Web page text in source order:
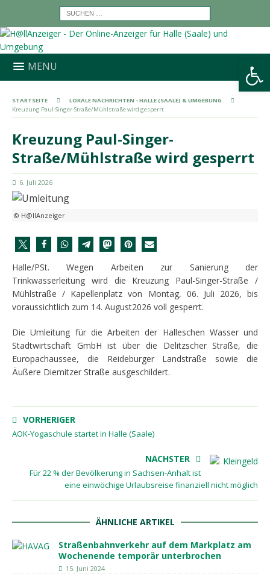
MENU
STARTSEITE
LOKALE NACHRICHTEN - HALLE (SAALE) & UMGEBUNG
Kreuzung Paul-Singer-Straße/Mühlstraße wird gesperrt
Kreuzung Paul-Singer-
Straße/Mühlstraße wird gesperrt
6. Juli 2026
© H@llAnzeiger
Halle/PSt. Wegen Arbeiten zur Sanierung der
Trinkwasserleitung wird die Kreuzung Paul-Singer-Straße /
Mühlstraße / Kapellenplatz von Montag, 06. Juli 2026, bis
voraussichtlich zum 14. August2026 voll gesperrt.
Die Umleitung für die Arbeiten der Halleschen Wasser und
Stadtwirtschaft GmbH ist über die Delitzscher Straße, die
Europachaussee, die Reideburger Landstraße sowie die
Äußere Diemitzer Straße ausgeschildert.
VORHERIGER
AOK-Yogaschule startet in Halle (Saale)
NÄCHSTER
Für 22 % der Bevölkerung in Sachsen-Anhalt ist
eine einwöchige Urlaubsreise finanziell nicht möglich
ÄHNLICHE ARTIKEL
Straßenbahnverkehr auf dem Markplatz am
Wochenende temporär unterbrochen
15. Juni 2024
Werkzeugleiste öffnen